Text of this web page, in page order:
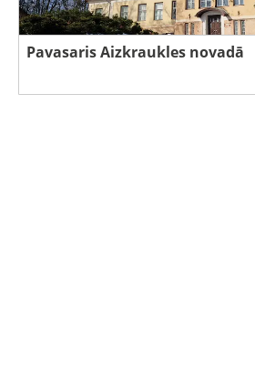
Pavasaris Aizkraukles novadā